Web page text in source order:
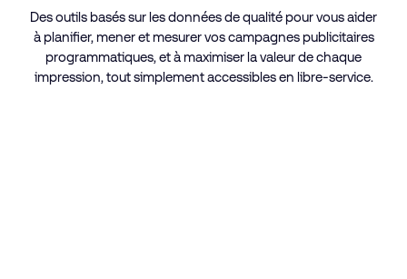
Des outils basés sur les données de qualité pour vous aider
à planifier, mener et mesurer vos campagnes publicitaires
programmatiques, et à maximiser la valeur de chaque
impression, tout simplement accessibles en libre-service.